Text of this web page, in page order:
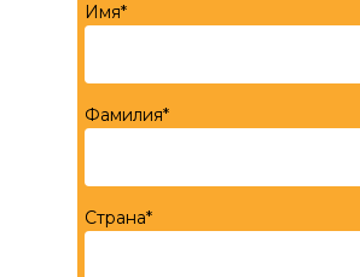
Имя*
Фамилия*
Страна*